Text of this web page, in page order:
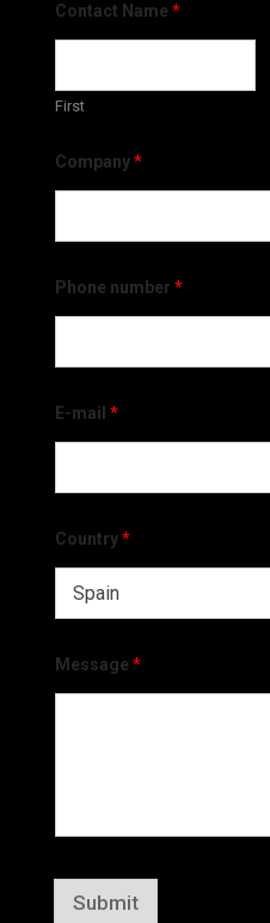
Contact Name *
First
Company*
Phone number *
E-mail *
Country*
Message *
Submit